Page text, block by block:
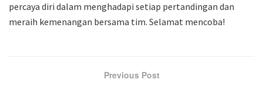
percaya diri dalam menghadapi setiap pertandingan dan
meraih kemenangan bersama tim. Selamat mencoba!
Previous Post